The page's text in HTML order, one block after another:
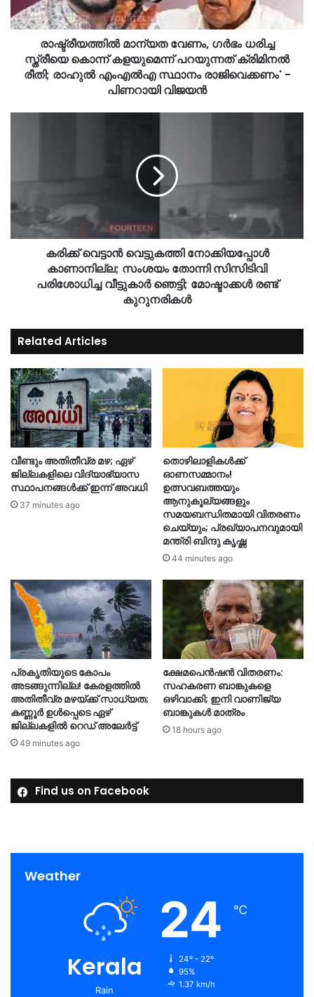
രാഷ്ട്രീയത്തിൽ മാന്യത വേണം, ഗർഭം ധരിച്ച
സ്ത്രീയെ കൊന്ന് കളയുമെന്ന് പറയുന്നത് ക്രിമിനൽ
രീതി; രാഹുൽ എംഎൽഎ സ്ഥാനം രാജിവെക്കണം' -
പിണറായി വിജയൻ
കരിക്ക് വെട്ടാൻ വെട്ടുകത്തി നോക്കിയപ്പോൾ
കാണാനില്ല; സംശയം തോന്നി സിസിടിവി
പരിശോധിച്ച വീട്ടുകാർ ഞെട്ടി; മോഷ്ടാക്കൾ രണ്ട്
കുറുനരികൾ
Related Articles
വീണ്ടും അതിതീവ്ര മഴ; ഏഴ്
ജില്ലകളിലെ വിദ്യാഭ്യാസ
സ്ഥാപനങ്ങൾക്ക് ഇന്ന് അവധി
37 minutes ago
തൊഴിലാളികൾക്ക്
ഓണസമ്മാനം!
ഉത്സവബത്തയും
ആനുകൂല്യങ്ങളും
സമയബന്ധിതമായി വിതരണം
ചെയ്യും; പ്രഖ്യാപനവുമായി
മന്ത്രി ബിന്ദു കൃഷ്ണ
44 minutes ago
പ്രകൃതിയുടെ കോപം
അടങ്ങുന്നില്ല! കേരളത്തിൽ
അതിതീവ്ര മഴയ്ക്ക് സാധ്യത;
കണ്ണൂർ ഉൾപ്പെടെ ഏഴ്
ജില്ലകളിൽ റെഡ് അലേർട്ട്
49 minutes ago
ക്ഷേമപെൻഷൻ വിതരണം:
സഹകരണ ബാങ്കുകളെ
ഒഴിവാക്കി; ഇനി വാണിജ്യ
ബാങ്കുകൾ മാത്രം
18 hours ago
Find us on Facebook
Weather
Kerala
Rain
24 ℃
24º - 22º
95%
1.37 km/h